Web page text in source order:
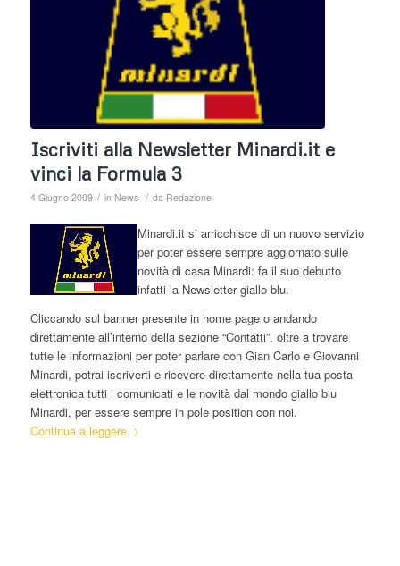
Iscriviti alla Newsletter Minardi.it e
vinci la Formula 3
4 Giugno 2009 / in News / da Redazione
Minardi.it si arricchisce di un nuovo servizio
per poter essere sempre aggiornato sulle
novità di casa Minardi: fa il suo debutto
infatti la Newsletter giallo blu.
Cliccando sul banner presente in home page o andando
direttamente all’interno della sezione “Contatti”, oltre a trovare
tutte le informazioni per poter parlare con Gian Carlo e Giovanni
Minardi, potrai iscriverti e ricevere direttamente nella tua posta
elettronica tutti i comunicati e le novità dal mondo giallo blu
Minardi, per essere sempre in pole position con noi.
Continua a leggere